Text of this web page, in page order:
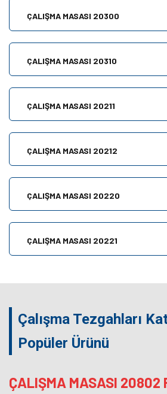
ÇALIŞMA MASASI 20300
ÇALIŞMA MASASI 20310
ÇALIŞMA MASASI 20211
ÇALIŞMA MASASI 20212
ÇALIŞMA MASASI 20220
ÇALIŞMA MASASI 20221
Çalışma Tezgahları
Popüler Ürünü
ÇALIŞMA MASASI 20802